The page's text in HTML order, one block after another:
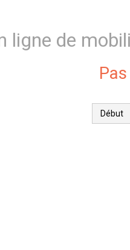
ligne de
Début